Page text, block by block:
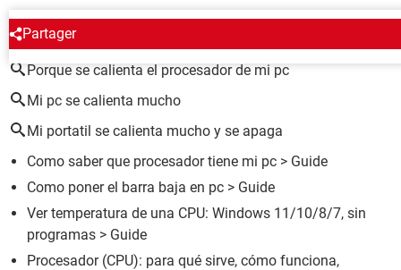
Partager
ALREDEDOR DEL MISMO TEMA
Porque se calienta el procesador de mi pc
Mi pc se calienta mucho
Mi portatil se calienta mucho y se apaga
Como saber que procesador tiene mi pc > Guide
Como poner el barra baja en pc > Guide
Ver temperatura de una CPU: Windows 11/10/8/7, sin
programas > Guide
Procesador (CPU): para qué sirve, cómo funciona,